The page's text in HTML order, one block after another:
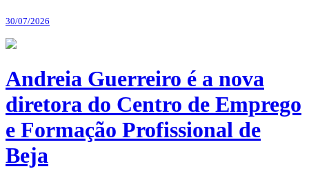
30/07/2026
Andreia Guerreiro é a nova
diretora do Centro de Emprego
e Formação Profissional de
Beja